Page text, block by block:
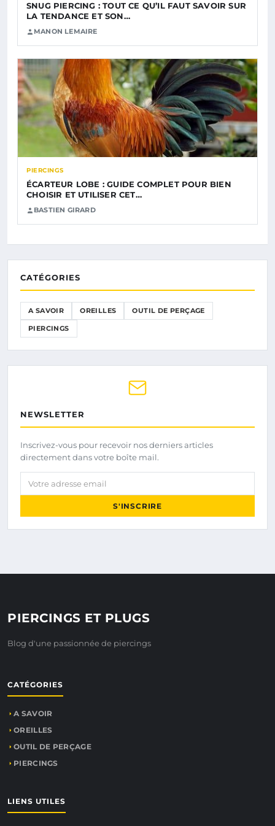
SNUG PIERCING : TOUT CE QU’IL FAUT SAVOIR SUR
LA TENDANCE ET SON…
MANON LEMAIRE
PIERCINGS
ÉCARTEUR LOBE : GUIDE COMPLET POUR BIEN
CHOISIR ET UTILISER CET…
BASTIEN GIRARD
CATÉGORIES
A SAVOIR OREILLES OUTIL DE PERÇAGE
PIERCINGS
NEWSLETTER
Inscrivez-vous pour recevoir nos derniers articles
directement dans votre boîte mail.
Votre adresse email
S'INSCRIRE
PIERCINGS ET PLUGS
Blog d'une passionnée de piercings
CATÉGORIES
A SAVOIR
OREILLES
OUTIL DE PERÇAGE
PIERCINGS
LIENS UTILES